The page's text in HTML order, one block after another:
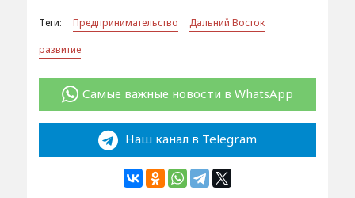
Теги: Предпринимательство
Дальний Восток
развитие
Самые важные новости в WhatsApp
Наш канал в Telegram